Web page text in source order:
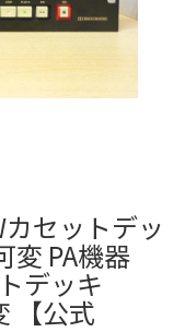
セットデッ
変 PA機器
デッキ
【公式